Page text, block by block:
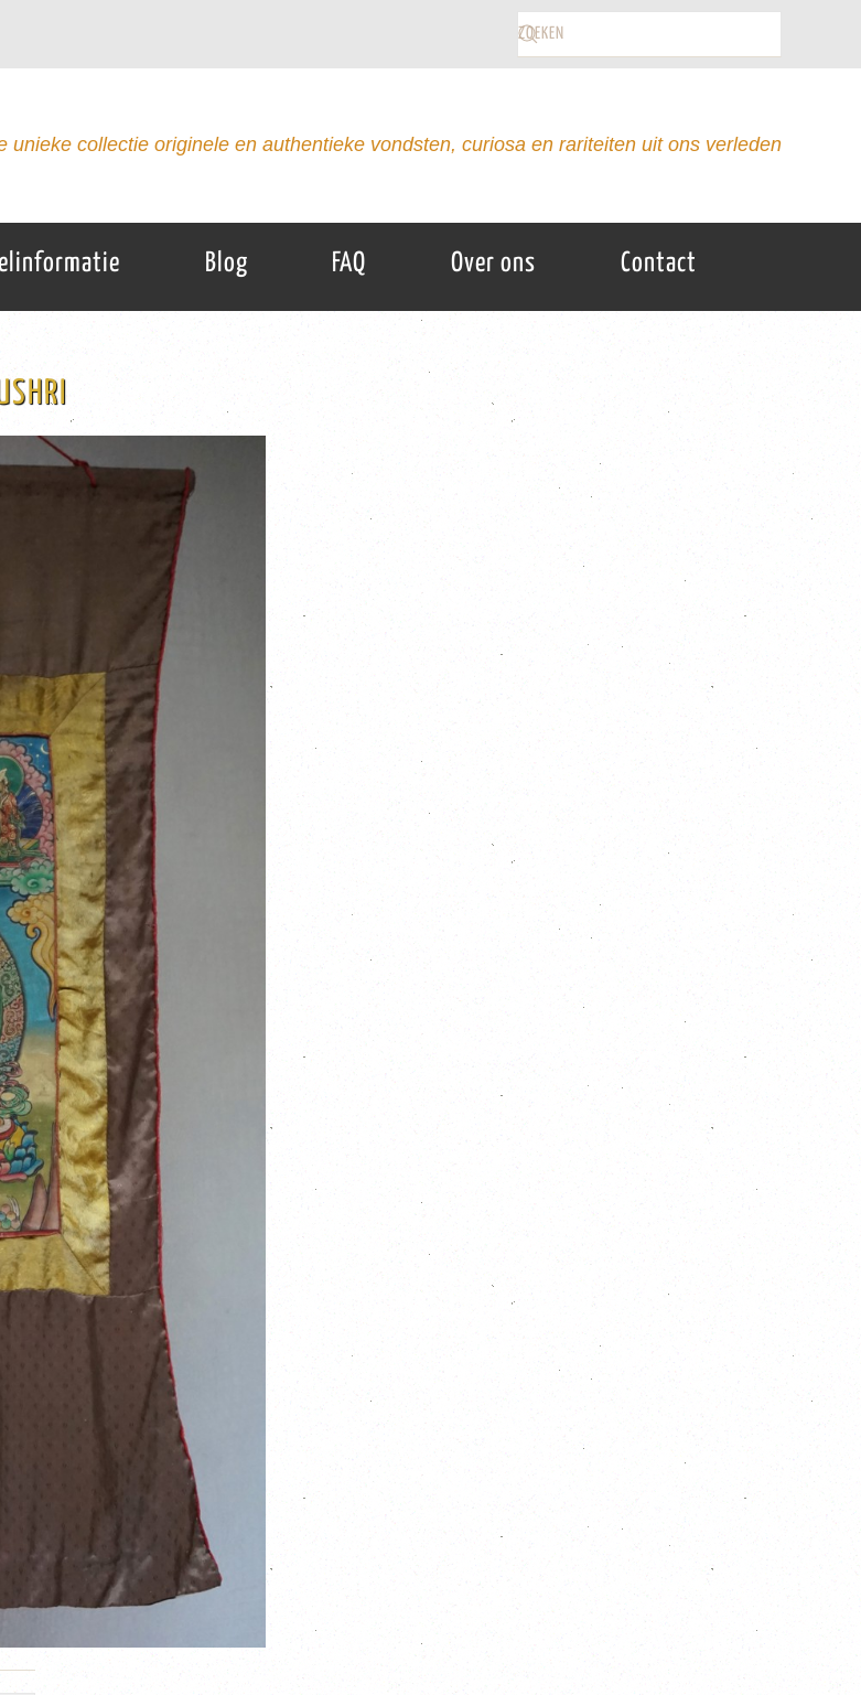
unieke collectie originele en authentieke vondsten, curiosa en rariteiten uit ons verleden
Blog FAQ Over ons Contact